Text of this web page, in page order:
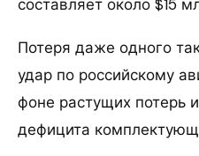
составляет около $15
Потеря даже одного
удар по российскому
фоне растущих потерь
дефицита